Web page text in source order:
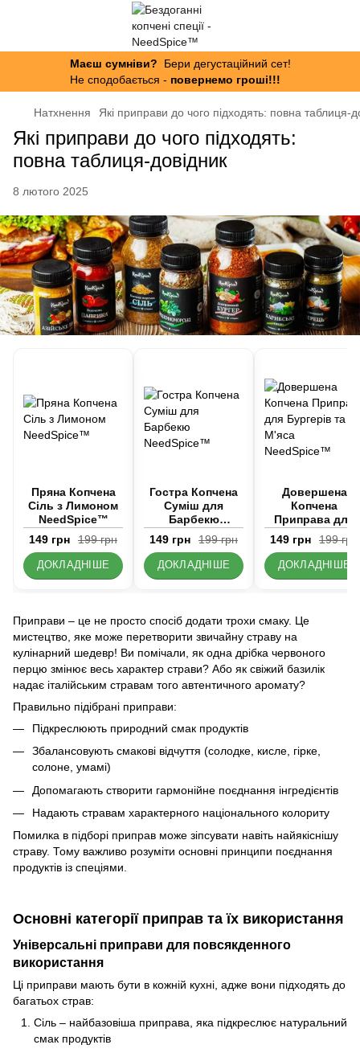
Маєш сумніви? Бери дегустаційний сет!
Не сподобається - повернемо гроші!!!
Натхнення Які приправи до чого підходять: повна таблиця-
Які приправи до чого підходять:
повна таблиця-довідник
8 лютого 2025
Пряна Копчена
Сіль з Лимоном
NeedSpice™
149 грн
199 грн
ДОКЛАДНІШЕ
Гостра Копчена
Суміш для
Барбекю
NeedSpice™
149 грн 199 грн
ДОКЛАДНІШЕ
Довершена
Копчена
Приправа для
Бургерів та
М'яса
NeedSpice™
149 грн 199 грн
ДОКЛАДНІШЕ
Приправи – це не просто спосіб додати трохи смаку. Це
мистецтво, яке може перетворити звичайну страву на
кулінарний шедевр! Ви помічали, як одна дрібка червоного
перцю змінює весь характер страви? Або як свіжий базилік
надає італійським стравам того автентичного аромату?
Правильно підібрані приправи:
Підкреслюють природний смак продуктів
Збалансовують смакові відчуття (солодке, кисле, гірке,
солоне, умамі)
Допомагають створити гармонійне поєднання інгредієнтів
Надають стравам характерного національного колориту
Помилка в підборі приправ може зіпсувати навіть найякіснішу
страву. Тому важливо розуміти основні принципи поєднання
продуктів із спеціями.
Основні категорії приправ та їх використання
Універсальні приправи для повсякденного
використання
Ці приправи мають бути в кожній кухні, адже вони підходять до
багатьох страв:
Сіль – найбазовіша приправа, яка підкреслює натуральний
смак продуктів